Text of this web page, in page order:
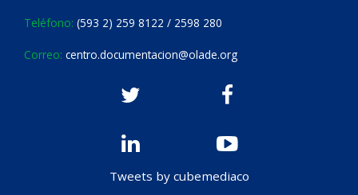
Teléfono: (593 2) 259 8122 / 2598 280
Correo: centro.documentacion@olade.org
Tweets by cubemediaco